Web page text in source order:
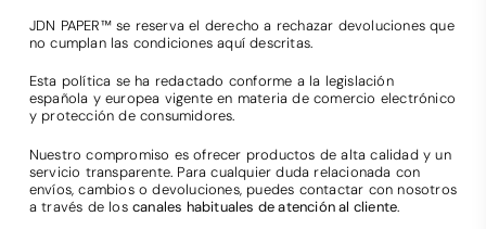
JDN PAPER™ se reserva el derecho a rechazar devoluciones que
no cumplan las condiciones aquí descritas.
Esta política se ha redactado conforme a la legislación
española y europea vigente en materia de comercio electrónico
y protección de consumidores.
Nuestro compromiso es ofrecer productos de alta calidad y un
servicio transparente. Para cualquier duda relacionada con
envíos, cambios o devoluciones, puedes contactar con nosotros
a través de loscanales habituales de atención al cliente.